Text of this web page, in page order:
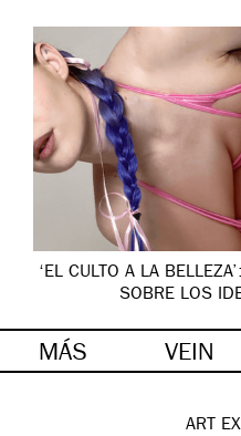
‘EL CULTO A LA
SOBRE LOS
MÁS VEIN
ART